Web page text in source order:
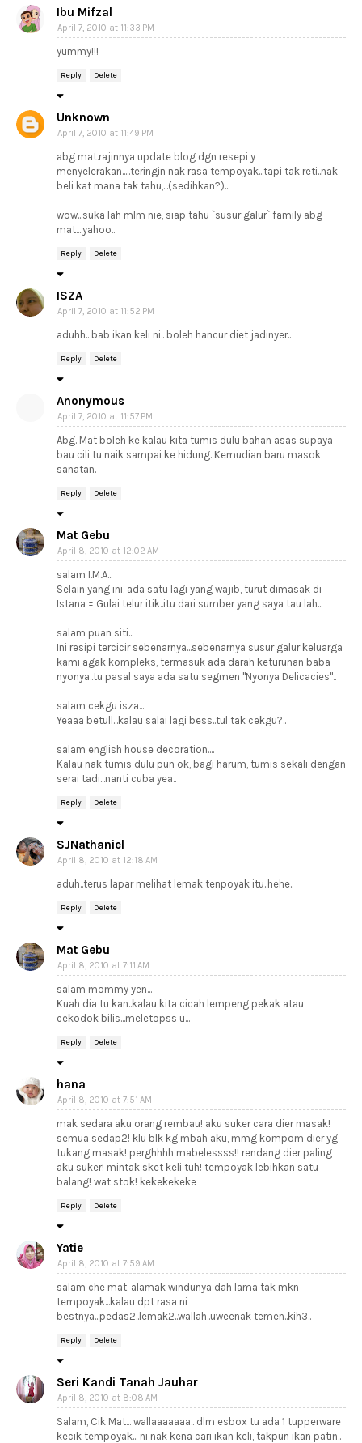
Ibu Mifzal
April 7, 2010 at 11:33 PM
yummy!!!
Reply Delete
Unknown
April 7, 2010 at 11:49 PM
abg mat.rajinnya update blog dgn resepi y
menyelerakan.....teringin nak rasa tempoyak...tapi tak reti..nak
beli kat mana tak tahu,...(sedihkan?)...
wow...suka lah mlm nie, siap tahu `susur galur` family abg
mat....yahoo..
Reply Delete
ISZA
April 7, 2010 at 11:52 PM
aduhh.. bab ikan keli ni.. boleh hancur diet jadinyer..
Reply Delete
Anonymous
April 7, 2010 at 11:57 PM
Abg. Mat boleh ke kalau kita tumis dulu bahan asas supaya
bau cili tu naik sampai ke hidung. Kemudian baru masok
sanatan.
Reply Delete
Mat Gebu
April 8, 2010 at 12:02 AM
salam I.M.A...
Selain yang ini, ada satu lagi yang wajib, turut dimasak di
Istana = Gulai telur itik..itu dari sumber yang saya tau lah...
salam puan siti...
Ini resipi tercicir sebenarnya...sebenarnya susur galur keluarga
kami agak kompleks, termasuk ada darah keturunan baba
nyonya..tu pasal saya ada satu segmen "Nyonya Delicacies"..
salam cekgu isza...
Yeaaa betull...kalau salai lagi bess..tul tak cekgu?..
salam english house decoration....
Kalau nak tumis dulu pun ok, bagi harum, tumis sekali dengan
serai tadi...nanti cuba yea..
Reply Delete
SJNathaniel
April 8, 2010 at 12:18 AM
aduh..terus lapar melihat lemak tenpoyak itu..hehe..
Reply Delete
Mat Gebu
April 8, 2010 at 7:11 AM
salam mommy yen...
Kuah dia tu kan..kalau kita cicah lempeng pekak atau
cekodok bilis...meletopss u...
Reply Delete
hana
April 8, 2010 at 7:51 AM
mak sedara aku orang rembau! aku suker cara dier masak!
semua sedap2! klu blk kg mbah aku, mmg kompom dier yg
tukang masak! perghhhh mabelessss!! rendang dier paling
aku suker! mintak sket keli tuh! tempoyak lebihkan satu
balang! wat stok! kekekekeke
Reply Delete
Yatie
April 8, 2010 at 7:59 AM
salam che mat, alamak windunya dah lama tak mkn
tempoyak...kalau dpt rasa ni
bestnya...pedas2..lemak2..wallah..uweenak temen..kih3..
Reply Delete
Seri Kandi Tanah Jauhar
April 8, 2010 at 8:08 AM
Salam, Cik Mat... wallaaaaaaa.. dlm esbox tu ada 1 tupperware
kecik tempoyak... ni nak kena cari ikan keli, takpun ikan patin..